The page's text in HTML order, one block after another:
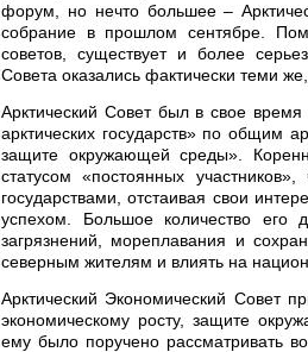
форум, но нечто большее –
собрание в прошлом сентябре.
советов, существует и более
Совета оказались фактически теми
Арктический Совет был в свое время
арктических государств» по общим
защите окружающей среды».
статусом «постоянных
государствами, отстаивая свои
успехом. Большое количество его
загрязнений, мореплавания и
северным жителям и влиять на
Арктический Экономический Совет
экономическому росту, защите
ему было поручено рассматривать